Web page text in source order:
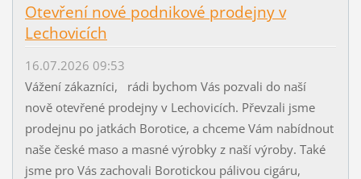
Otevření nové podnikové prodejny v
Lechovicích
16.07.2026 09:53
Vážení zákazníci, rádi bychom Vás pozvali do naší
nově otevřené prodejny v Lechovicích. Převzali jsme
prodejnu po jatkách Borotice, a chceme Vám nabídnout
naše české maso a masné výrobky z naší výroby. Také
jsme pro Vás zachovali Borotickou pálivou cigáru,